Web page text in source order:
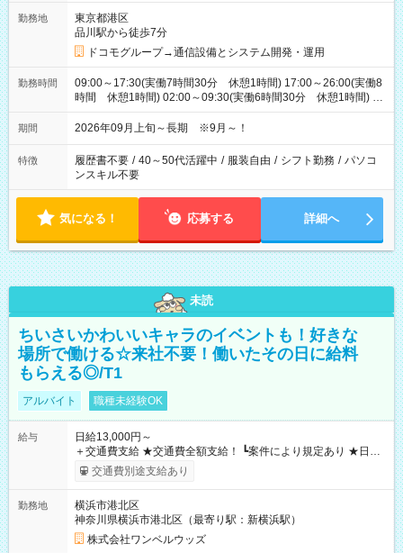
勤務地
東京都港区
品川駅から徒歩7分
ドコモグループ→通信設備とシステム開発・運用
勤務時間
09:00～17:30(実働7時間30分 休憩1時間) 17:00～26:00(実働8
時間 休憩1時間) 02:00～09:30(実働6時間30分 休憩1時間) ※
日勤は就業時間1/夜勤は就業時間2.3を連続で行って頂きます
期間 2026年09月上旬～長期 ※9月～！
特徴 履歴書不要 / 40～50代活躍中 / 服装自由 / シフト勤務 / パソコ
ンスキル不要
気になる！ 応募する 詳細へ
未読
ちいさいかわいいキャラのイベントも！好きな
場所で働ける☆来社不要！働いたその日に給料
もらえる◎/T1
アルバイト 職種未経験OK
給与
日給13,000円～
＋交通費支給 ★交通費全額支給！ ┗案件により規定あり ★日払
いOK！（規定あり） ┗働いたその日に現金GET♪ お仕事後はコ
ンビニATMから 日払い分を引き落とせます！ 【試用期間】試
交通費別途支給あり
勤務地
横浜市港北区
神奈川県横浜市港北区（最寄り駅：新横浜駅）
株式会社ワンベルウッズ